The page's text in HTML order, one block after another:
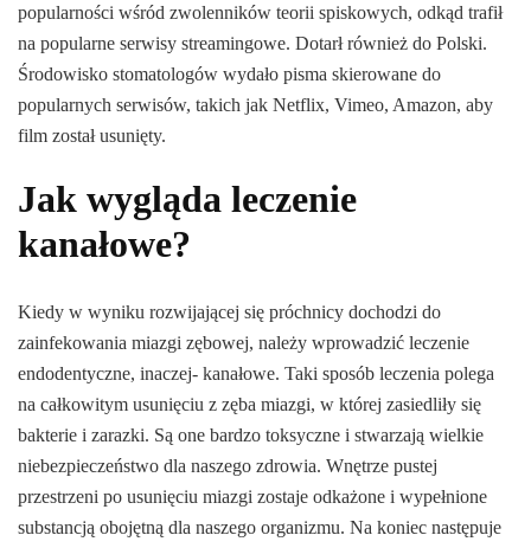
popularności wśród zwolenników teorii spiskowych, odkąd trafił
na popularne serwisy streamingowe. Dotarł również do Polski.
Środowisko stomatologów wydało pisma skierowane do
popularnych serwisów, takich jak Netflix, Vimeo, Amazon, aby
film został usunięty.
Jak wygląda leczenie
kanałowe?
Kiedy w wyniku rozwijającej się próchnicy dochodzi do
zainfekowania miazgi zębowej, należy wprowadzić leczenie
endodentyczne, inaczej- kanałowe. Taki sposób leczenia polega
na całkowitym usunięciu z zęba miazgi, w której zasiedliły się
bakterie i zarazki. Są one bardzo toksyczne i stwarzają wielkie
niebezpieczeństwo dla naszego zdrowia. Wnętrze pustej
przestrzeni po usunięciu miazgi zostaje odkażone i wypełnione
substancją obojętną dla naszego organizmu. Na koniec następuje